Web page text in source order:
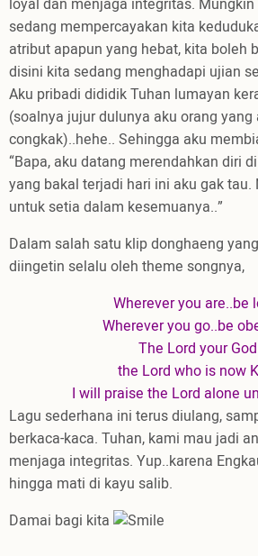
sedang mempercayakan kita
atribut apapun yang hebat, kita boleh
disini kita sedang menghadapi ujian
Aku pribadi dididik Tuhan lumayan
(soalnya jujur dulunya aku orang yang
congkak)..hehe.. Sehingga aku
“Bapa, aku datang merendahkan diri
yang bakal terjadi hari ini aku gak tau.
untuk setia dalam kesemuanya..”
Dalam salah satu klip donghaeng
diingetin selalu oleh theme songnya,
Wherever you are..be
Wherever you go..be
The Lord your
the Lord who is now
I will praise the Lord alone
Lagu sederhana ini terus diulang,
berkaca-kaca. Tuhan, kami mau jadi
menjaga integritas. Yup..karena
hingga mati di kayu salib.
Damai bagi kita